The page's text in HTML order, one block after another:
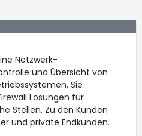
Netzwerk-
und Übersicht von
Sie
Lösungen für
Stellen. Zu den Kunden
und private Endkunden.